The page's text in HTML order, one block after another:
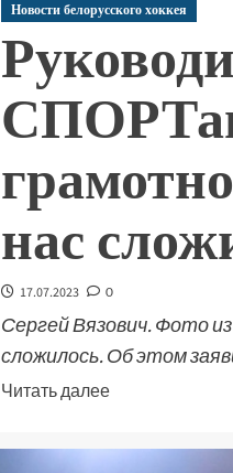
Новости белорусского хоккея
нас
17.07.2023 0
Сергей Вязович. Фото
сложилось. Об этом
Читать далее